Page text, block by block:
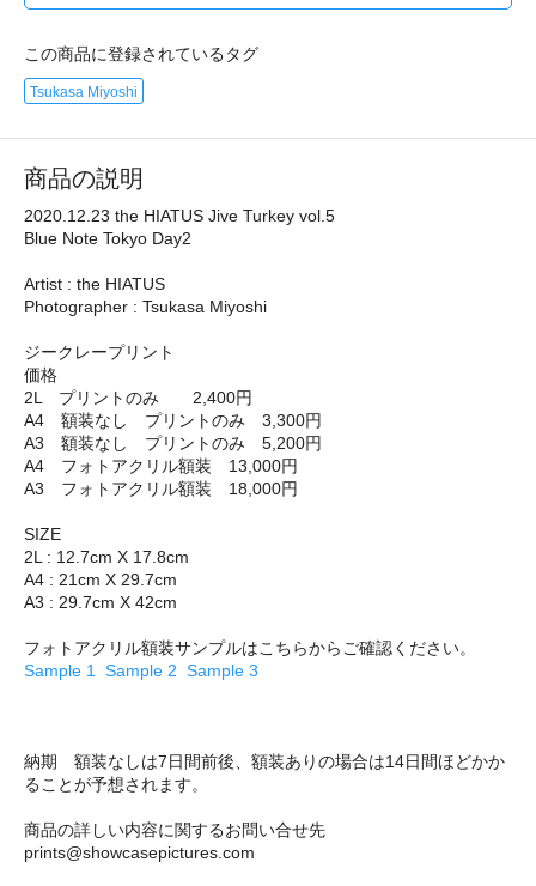
この商品に登録されているタグ
Tsukasa Miyoshi
商品の説明
2020.12.23 the HIATUS Jive Turkey vol.5
Blue Note Tokyo Day2
Artist : the HIATUS
Photographer : Tsukasa Miyoshi
ジークレープリント
価格
2L プリントのみ 2,400円
A4 額装なし プリントのみ 3,300円
A3 額装なし プリントのみ 5,200円
A4 フォトアクリル額装 13,000円
A3 フォトアクリル額装 18,000円
SIZE
2L : 12.7cm X 17.8cm
A4 : 21cm X 29.7cm
A3 : 29.7cm X 42cm
フォトアクリル額装サンプルはこちらからご確認ください。
Sample 1
Sample 2 Sample 3
納期 額装なしは7日間前後、額装ありの場合は14日間ほどかか
ることが予想されます。
商品の詳しい内容に関するお問い合せ先
prints@showcasepictures.com